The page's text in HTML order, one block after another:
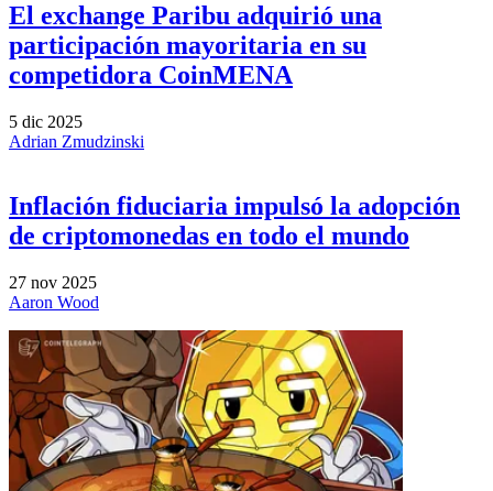
El exchange Paribu adquirió una
participación mayoritaria en su
competidora CoinMENA
5 dic 2025
Adrian Zmudzinski
Inflación fiduciaria impulsó la adopción
de criptomonedas en todo el mundo
27 nov 2025
Aaron Wood